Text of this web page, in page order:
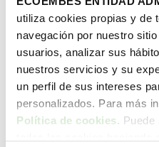
utiliza cookies propias y de
navegación por nuestro
usuarios, analizar sus
nuestros servicios y su
un perfil de sus intereses
personalizados. Para más
Política de cookies. Puede
estas se pueden adaptar
queramos colocarlas.
Además, se pueden utilizar
que podamos imaginar. Por
convertirse en macetas
imaginación antes de tirar
Además, puedes consultar